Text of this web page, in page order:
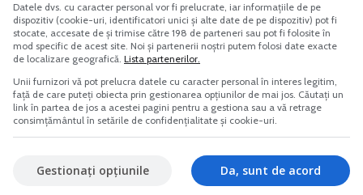
si alte platforme
in vizorul
trebuie sa declare
397
ca Ordinul ANAF nr.
aprobarea
PFA, II si IF: Cand aveti
obligatia legala de a
plati prin POS in 2025
17 Mar. 2025
Legii nr. 406/2023, care modifica si
completeaza OUG 193/2002
Datele dvs. cu caracter personal vor fi prelucrate, iar informațiile de pe
dispozitiv (cookie-uri, identificatori unici și alte date de pe dispozitiv) pot fi
stocate, accesate de și trimise către 198 de parteneri sau pot fi folosite în
mod specific de acest site. Noi și partenerii noștri putem folosi date exacte
de localizare geografică. Lista partenerilor.
Unii furnizori vă pot prelucra datele cu caracter personal în interes legitim,
față de care puteți obiecta prin gestionarea opțiunilor de mai jos. Căutați un
link în partea de jos a acestei pagini pentru a gestiona sau a vă retrage
consimțământul în setările de confidențialitate și cookie-uri.
Da, sunt de acord
Gestionați opțiunile